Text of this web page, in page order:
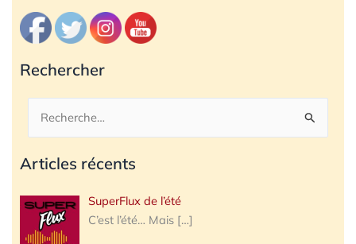
Rechercher
Rechercher :
Articles récents
SuperFlux de l’été
C’est l’été… Mais […]